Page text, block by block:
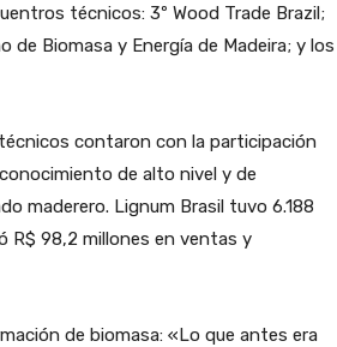
técnicos: 3º Wood Trade Brazil;
de Biomasa y Energía de Madeira; y los
contaron con la participación
de alto nivel y de
maderero. Lignum Brasil tuvo 6.188
R$ 98,2 millones en ventas y
de biomasa: «Lo que antes era